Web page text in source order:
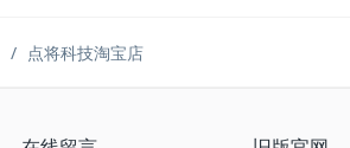
点将科技淘宝店